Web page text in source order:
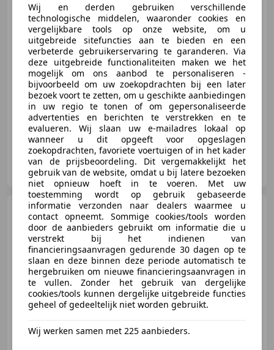
€ 3.790
03/1999 93.073 km - Brandstof -/-
MotoPort Den Bosch
NL-5232 BX `S-HERTOGENBOSCH
BMW G 310 R| G310R |
ABS | REMUS demper | A2
rijbewijs
€ 3.940
04/2017 25.335 km Benzine 25 kW (34 PK)
Wij en derden gebruiken verschillende
technologische middelen, waaronder cookies en
vergelijkbare tools op onze website, om u
uitgebreide sitefuncties aan te bieden en een
verbeterde gebruikerservaring te garanderen. Via
deze uitgebreide functionaliteiten maken we het
mogelijk om ons aanbod te personaliseren -
bijvoorbeeld om uw zoekopdrachten bij een later
bezoek voort te zetten, om u geschikte aanbiedingen
in uw regio te tonen of om gepersonaliseerde
advertenties en berichten te verstrekken en te
evalueren. Wij slaan uw e-mailadres lokaal op
wanneer u dit opgeeft voor opgeslagen
zoekopdrachten, favoriete voertuigen of in het kader
van de prijsbeoordeling. Dit vergemakkelijkt het
gebruik van de website, omdat u bij latere bezoeken
niet opnieuw hoeft in te voeren. Met uw
toestemming wordt op gebruik gebaseerde
informatie verzonden naar dealers waarmee u
contact opneemt. Sommige cookies/tools worden
door de aanbieders gebruikt om informatie die u
verstrekt bij het indienen van
financieringsaanvragen gedurende 30 dagen op te
slaan en deze binnen deze periode automatisch te
hergebruiken om nieuwe financieringsaanvragen in
te vullen. Zonder het gebruik van dergelijke
cookies/tools kunnen dergelijke uitgebreide functies
geheel of gedeeltelijk niet worden gebruikt.
Wij werken samen met 225 aanbieders.